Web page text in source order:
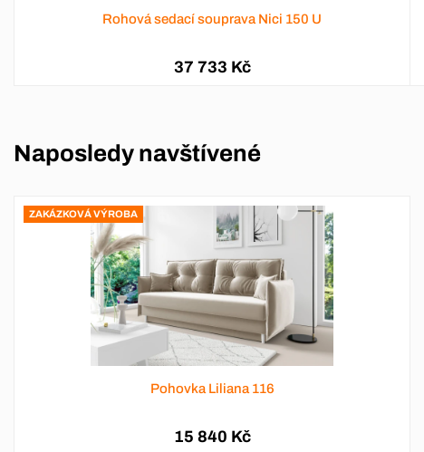
Rohová sedací souprava Nici 150 U
37 733 Kč
Naposledy navštívené
ZAKÁZKOVÁ VÝROBA
Pohovka Liliana 116
15 840 Kč